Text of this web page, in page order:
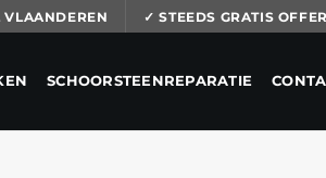
✓ STEEDS GRATIS
SCHOORSTEENREPARATIE